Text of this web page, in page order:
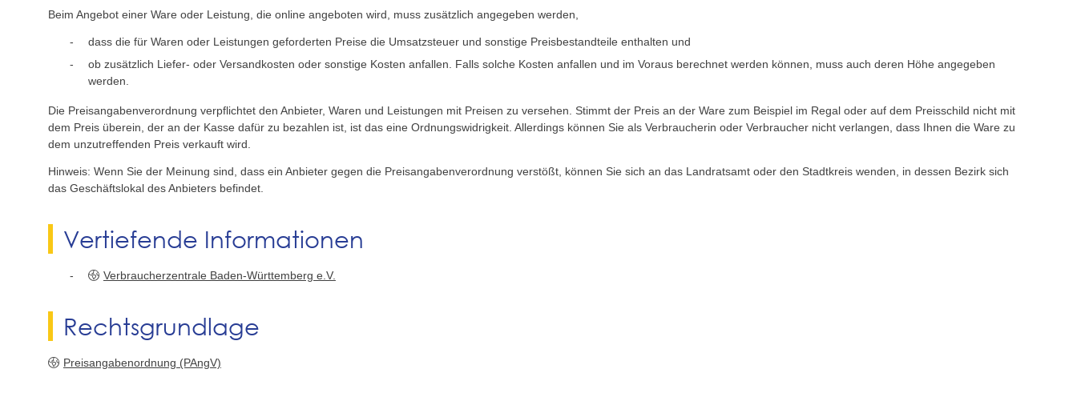
Beim Angebot einer Ware oder Leistung, die online angeboten wird, muss zusätzlich angegeben werden,
dass die für Waren oder Leistungen geforderten Preise die Umsatzsteuer und sonstige Preisbestandteile enthalten und
ob zusätzlich Liefer- oder Versandkosten oder sonstige Kosten anfallen. Falls solche Kosten anfallen und im Voraus berechnet werden können, muss auch deren Höhe angegeben
werden.
Die Preisangabenverordnung verpflichtet den Anbieter, Waren und Leistungen mit Preisen zu versehen. Stimmt der Preis an der Ware zum Beispiel im Regal oder auf dem Preisschild nicht mit
dem Preis überein, der an der Kasse dafür zu bezahlen ist, ist das eine Ordnungswidrigkeit. Allerdings können Sie als Verbraucherin oder Verbraucher nicht verlangen, dass Ihnen die Ware zu
dem unzutreffenden Preis verkauft wird.
Hinweis: Wenn Sie der Meinung sind, dass ein Anbieter gegen die Preisangabenverordnung verstößt, können Sie sich an das Landratsamt oder den Stadtkreis wenden, in dessen Bezirk sich
das Geschäftslokal des Anbieters befindet.
Vertiefende Informationen
Verbraucherzentrale Baden-Württemberg e.V.
Rechtsgrundlage
Preisangabenordnung (PAngV)